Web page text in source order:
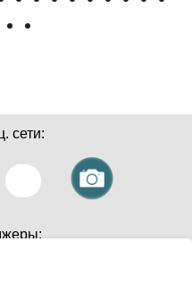
сети: